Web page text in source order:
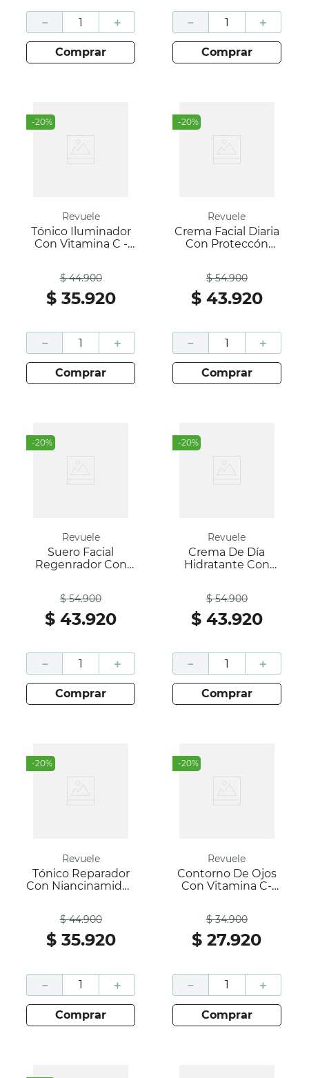
＋
－
comprar
＋
－
comprar
-20%
Revuele
Tónico Iluminador
Con Vitamina C -
$ 44.900
$ 35.920
＋
－
comprar
-20%
Revuele
Crema Facial Diaria
Con Proteccón
$ 54.900
$ 43.920
＋
－
comprar
-20%
Revuele
Suero Facial
Regenrador Con
$ 54.900
$ 43.920
＋
－
comprar
-20%
Revuele
Crema De Día
Hidratante Con
$ 54.900
$ 43.920
＋
－
comprar
-20%
Revuele
Tónico Reparador
Con Niancinamida -
$ 44.900
$ 35.920
＋
－
comprar
-20%
Revuele
Contorno De Ojos
Con Vitamina C-
$ 34.900
$ 27.920
＋
－
comprar